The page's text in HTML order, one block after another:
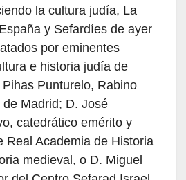
la cultura judía, La
y Sefardíes de ayer
por eminentes
e historia judía de
Punturelo, Rabino
Madrid; D. José
catedrático emérito y
Real Academia de Historia
medieval, o D. Miguel